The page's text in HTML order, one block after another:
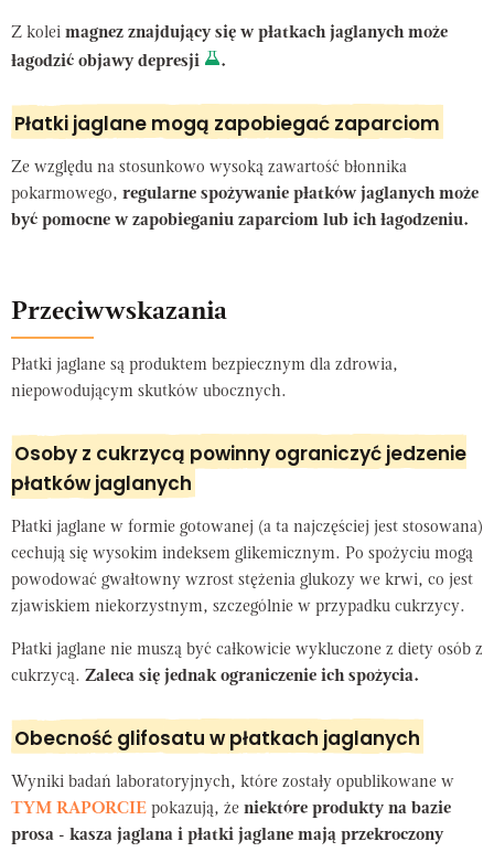
Z kolei magnez znajdujący się w płatkach jaglanych może
łagodzić objawy depresji
.
Płatki jaglane mogą zapobiegać zaparciom
Ze względu na stosunkowo wysoką zawartość błonnika
pokarmowego, regularne spożywanie płatków jaglanych może
być pomocne w zapobieganiu zaparciom lub ich łagodzeniu.
Przeciwwskazania
Płatki jaglane są produktem bezpiecznym dla zdrowia,
niepowodującym skutków ubocznych.
Osoby z cukrzycą powinny ograniczyć jedzenie
płatków jaglanych
Płatki jaglane w formie gotowanej (a ta najczęściej jest stosowana)
cechują się wysokim indeksem glikemicznym. Po spożyciu mogą
powodować gwałtowny wzrost stężenia glukozy we krwi, co jest
zjawiskiem niekorzystnym, szczególnie w przypadku cukrzycy.
Płatki jaglane nie muszą być całkowicie wykluczone z diety osób z
cukrzycą. Zaleca się jednak ograniczenie ich spożycia.
Obecność glifosatu w płatkach jaglanych
Wyniki badań laboratoryjnych, które zostały opublikowane w
TYM RAPORCIE pokazują, że niektóre produkty na bazie
prosa - kasza jaglana i płatki jaglane mają przekroczony